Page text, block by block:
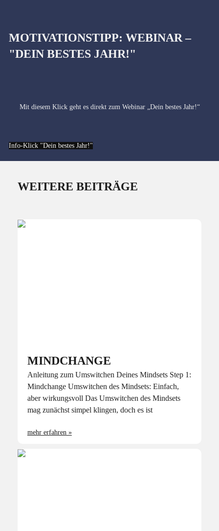
MOTIVATIONSTIPP: WEBINAR –
"DEIN BESTES JAHR!"
Mit diesem Klick geht es direkt zum Webinar „Dein bestes Jahr!“
Info-Klick "Dein bestes Jahr!"
WEITERE BEITRÄGE
MINDCHANGE
Anleitung zum Umswitchen Deines Mindsets Step 1:
Mindchange Umswitchen des Mindsets: Einfach,
aber wirkungsvoll Das Umswitchen des Mindsets
mag zunächst simpel klingen, doch es ist
mehr erfahren »